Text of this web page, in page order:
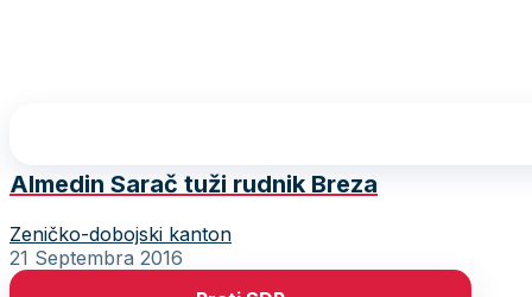
Almedin Sarač tuži rudnik Breza
Zeničko-dobojski kanton
21 Septembra 2016